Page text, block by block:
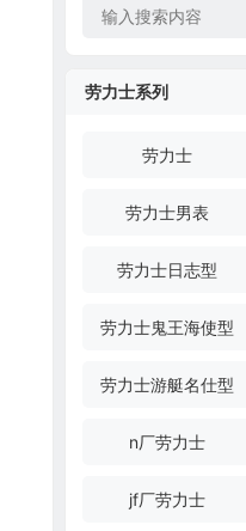
劳力士系列
劳力士
劳力士男表
劳力士日志型
劳力士鬼王海使型
劳力士游艇名仕型
n厂劳力士
jf厂劳力士